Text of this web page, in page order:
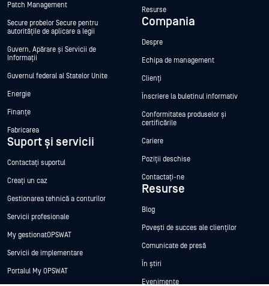
Patch Management
Secure probelor Secure pentru
autoritățile de aplicare a legii
Guvern, Apărare și Servicii de
Informații
Guvernul federal al Statelor Unite
Energie
Finanțe
Fabricarea
Suport și servicii
Contactați suportul
Creați un caz
Gestionarea tehnică a conturilor
Servicii profesionale
My gestionatOPSWAT
Servicii de implementare
Portalul My OPSWAT
Resurse
Compania
Despre
Echipa de management
Clienți
Înscriere la buletinul informativ
Conformitatea produselor și
certificările
Cariere
Poziții deschise
Contactați-ne
Resurse
Blog
Povești de succes ale clienților
Comunicate de presă
În știri
Evenimente